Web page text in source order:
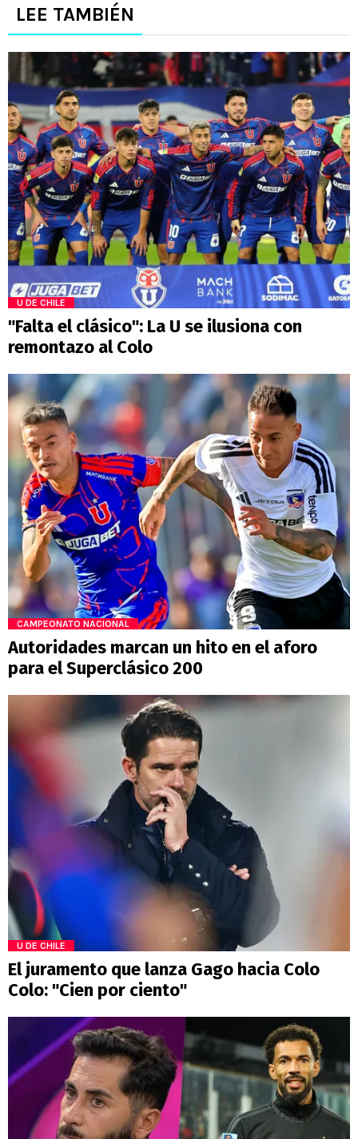
LEE TAMBIÉN
U DE CHILE
"Falta el clásico": La U se ilusiona con
remontazo al Colo
CAMPEONATO NACIONAL
Autoridades marcan un hito en el aforo
para el Superclásico 200
U DE CHILE
El juramento que lanza Gago hacia Colo
Colo: "Cien por ciento"